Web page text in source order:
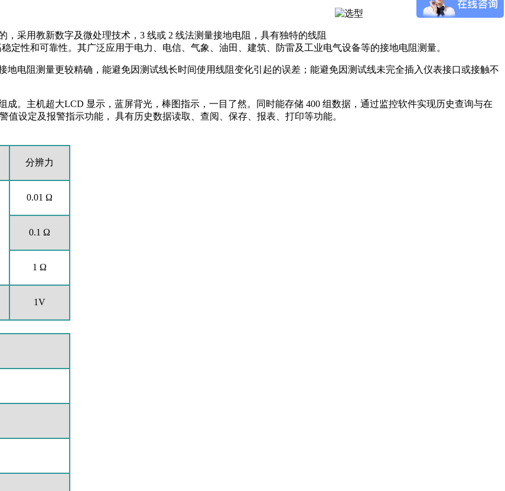
采用教新数字及微处理技术，3 线或 2 线法测量接地电阻，具有独特的线阻
定性和可靠性。其广泛应用于电力、电信、气象、油田、建筑、防雷及工业电气设备等的接地电阻测量。
地电阻测量更较精确，能避免因测试线长时间使用线阻变化引起的误差；能避免因测试线未完全插入仪表接口或接触不
。主机超大LCD 显示，蓝屏背光，棒图指示，一目了然。同时能存储 400 组数据，通过监控软件实现历史查询与在
设定及报警指示功能， 具有历史数据读取、查阅、保存、报表、打印等功能。
分辨力
0.01 Ω
0.1 Ω
1 Ω
1V